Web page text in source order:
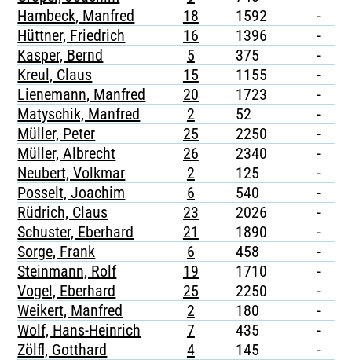
Hambeck, Manfred
18 1592 -
Hüttner, Friedrich
16 1396 -
Kasper, Bernd
5 375 -
Kreul, Claus
15 1155 -
Lienemann, Manfred
20 1723 -
Matyschik, Manfred
2 52 -
Müller, Peter
25 2250 -
Müller, Albrecht
26 2340 -
Neubert, Volkmar
2 125 -
Posselt, Joachim
6 540 -
Rüdrich, Claus
23 2026 -
Schuster, Eberhard
21 1890 -
Sorge, Frank
6 458 -
Steinmann, Rolf
19 1710 -
Vogel, Eberhard
25 2250 -
Weikert, Manfred
2 180 -
Wolf, Hans-Heinrich
7 435 -
Zölfl, Gotthard
4 145 -